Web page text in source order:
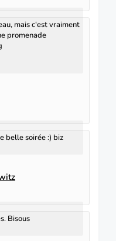
mais c'est vraiment
promenade
belle soirée :) biz
Bisous